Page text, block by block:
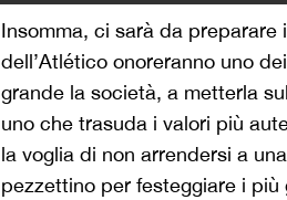
Insomma, ci sarà da
dell’Atlético onoreranno uno
grande la società, a metterla
uno che trasuda i valori più
la voglia di non arrendersi a
pezzettino per festeggiare i